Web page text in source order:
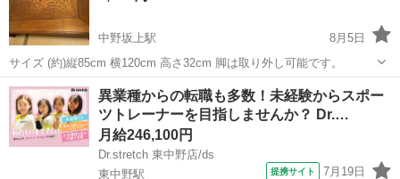
中野坂上駅
8月5日
サイズ (約)縦85cm 横120cm 高さ32cm 脚は取り外し可能です。
東京 中野区 中野坂上駅 テーブル ロー
異業種からの転職も多数！未経験からスポー
ツトレーナーを目指しませんか？ Dr.…
月給246,100円
Dr.stretch 東中野店/ds
東中野駅
提携サイト 7月19日